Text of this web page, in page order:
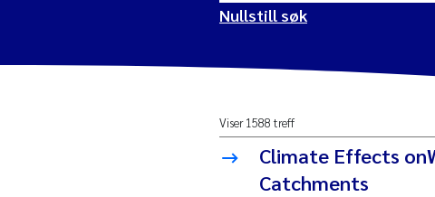
2025
2024
Yan Lin
Nullstill søk
Viser 1588 treff
Climate Effects
Catchments